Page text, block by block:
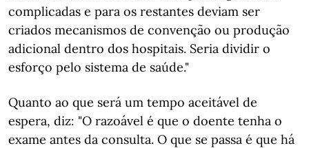
complicadas e para os restantes deviam ser
criados mecanismos de convenção ou produção
adicional dentro dos hospitais. Seria dividir o
esforço pelo sistema de saúde."
Quanto ao que será um tempo aceitável de
espera, diz: "O razoável é que o doente tenha o
exame antes da consulta. O que se passa é que há